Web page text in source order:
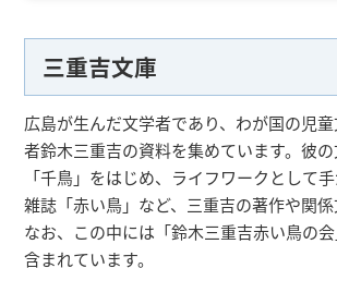
三重吉文庫
広島が生んだ文学者であり、わが国の児
者鈴木三重吉の資料を集めています。彼
「千鳥」をはじめ、ライフワークとして
雑誌「赤い鳥」など、三重吉の著作や関係
なお、この中には「鈴木三重吉赤い鳥の
含まれています。